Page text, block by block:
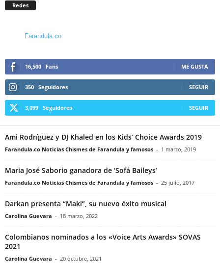
Redes
Farandula.co
16,500 Fans ME GUSTA
350 Seguidores SEGUIR
3,099 Seguidores SEGUIR
Ami Rodríguez y DJ Khaled en los Kids’ Choice Awards 2019
Farandula.co Noticias Chismes de Farandula y famosos - 1 marzo, 2019
Maria José Saborio ganadora de ‘Sofá Baileys’
Farandula.co Noticias Chismes de Farandula y famosos - 25 julio, 2017
Darkan presenta “Maki”, su nuevo éxito musical
Carolina Guevara - 18 marzo, 2022
Colombianos nominados a los «Voice Arts Awards» SOVAS
2021
Carolina Guevara - 20 octubre, 2021